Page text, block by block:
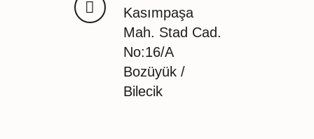
Kasımpaşa
Mah. Stad Cad.
No:16/A
Bozüyük /
Bilecik